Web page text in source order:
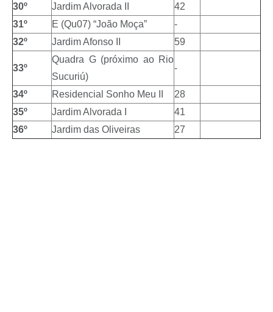
30º
Jardim Alvorada II
42
31º
E (Qu07) “João Moça”
-
32º
Jardim Afonso II 59
33º
Quadra G (próximo ao Rio
Sucuriú)
-
34º Residencial Sonho Meu II
28
35º
Jardim Alvorada I
41
36º
Jardim das Oliveiras 27